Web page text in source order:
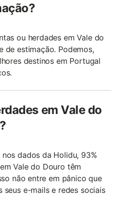
ou herdades em Vale do
de estimação. Podemos,
destinos em Portugal
em Vale do
dados da Holidu, 93%
Vale do Douro têm
não entre em pânico que
seus e-mails e redes sociais